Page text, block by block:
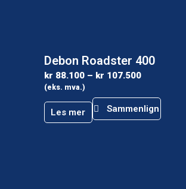
Debon Roadster 400
kr 88.100 – kr 107.500
(eks. mva.)
Les mer Sammenlign